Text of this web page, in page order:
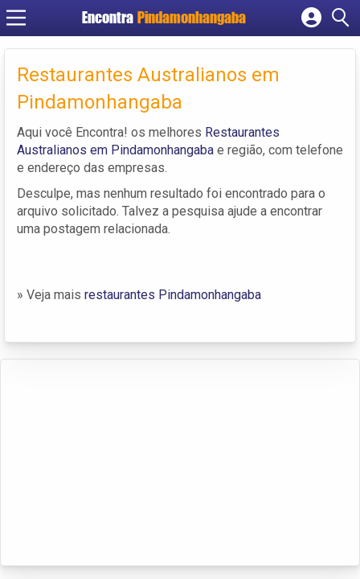
Encontra Pindamonhangaba
Cadastrar empresa
Criar conta
Restaurantes Australianos em
Pindamonhangaba
Aqui você Encontra! os melhores Restaurantes
Australianos em Pindamonhangaba e região, com telefone
e endereço das empresas.
Desculpe, mas nenhum resultado foi encontrado para o
arquivo solicitado. Talvez a pesquisa ajude a encontrar
uma postagem relacionada.
» Veja mais restaurantes Pindamonhangaba